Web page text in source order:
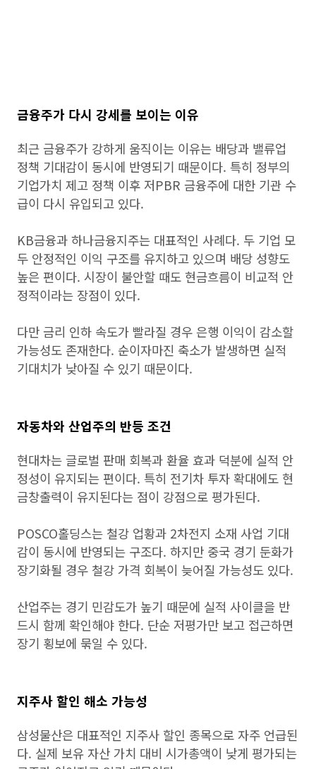
금융주가 다시 강세를 보이는 이유
최근 금융주가 강하게 움직이는 이유는 배당과 밸류업
정책 기대감이 동시에 반영되기 때문이다. 특히 정부의
기업가치 제고 정책 이후 저PBR 금융주에 대한 기관 수
급이 다시 유입되고 있다.
KB금융과 하나금융지주는 대표적인 사례다. 두 기업 모
두 안정적인 이익 구조를 유지하고 있으며 배당 성향도
높은 편이다. 시장이 불안할 때도 현금흐름이 비교적 안
정적이라는 장점이 있다.
다만 금리 인하 속도가 빨라질 경우 은행 이익이 감소할
가능성도 존재한다. 순이자마진 축소가 발생하면 실적
기대치가 낮아질 수 있기 때문이다.
자동차와 산업주의 반등 조건
현대차는 글로벌 판매 회복과 환율 효과 덕분에 실적 안
정성이 유지되는 편이다. 특히 전기차 투자 확대에도 현
금창출력이 유지된다는 점이 강점으로 평가된다.
POSCO홀딩스는 철강 업황과 2차전지 소재 사업 기대
감이 동시에 반영되는 구조다. 하지만 중국 경기 둔화가
장기화될 경우 철강 가격 회복이 늦어질 가능성도 있다.
산업주는 경기 민감도가 높기 때문에 실적 사이클을 반
드시 함께 확인해야 한다. 단순 저평가만 보고 접근하면
장기 횡보에 묶일 수 있다.
지주사 할인 해소 가능성
삼성물산은 대표적인 지주사 할인 종목으로 자주 언급된
다. 실제 보유 자산 가치 대비 시가총액이 낮게 평가되는